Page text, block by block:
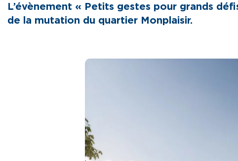
L’évènement « Petits gestes pour grands
de la mutation du quartier Monplaisir.